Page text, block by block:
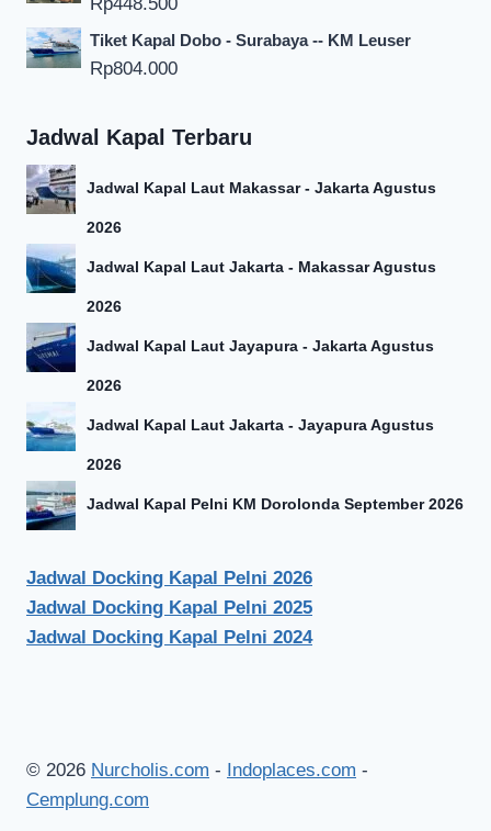
Tiket Kapal Dobo - Surabaya -- KM Leuser
Rp804.000
Jadwal Kapal Terbaru
Jadwal Kapal Laut Makassar - Jakarta Agustus
2026
Jadwal Kapal Laut Jakarta - Makassar Agustus
2026
Jadwal Kapal Laut Jayapura - Jakarta Agustus
2026
Jadwal Kapal Laut Jakarta - Jayapura Agustus
2026
Jadwal Kapal Pelni KM Dorolonda September 2026
Jadwal Docking Kapal Pelni 2026
Jadwal Docking Kapal Pelni 2025
Jadwal Docking Kapal Pelni 2024
© 2026 Nurcholis.com - Indoplaces.com -
Cemplung.com